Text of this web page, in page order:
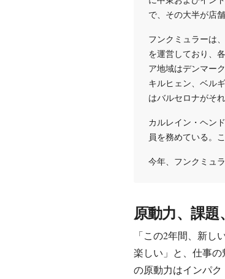
で、その大半が店
フンクミュラーは
を運営しており、
ア地域はデンマー
キルヒェン、ベル
はバルセロナがそ
カルレイン・ヘン
員を務めている。
今年、フンクミュ
原動力、課
「この2年間、新
楽しい」と、仕事
の原動力はインパ